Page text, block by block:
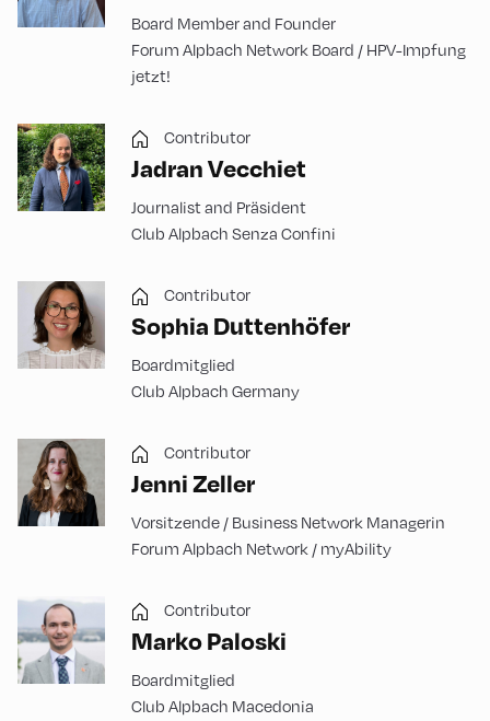
Board Member and Founder
Forum Alpbach Network Board / HPV-Impfung
jetzt!
Contributor
Jadran Vecchiet
Journalist and Präsident
Club Alpbach Senza Confini
Contributor
Sophia Duttenhöfer
Boardmitglied
Club Alpbach Germany
Contributor
Jenni Zeller
Vorsitzende / Business Network Managerin
Forum Alpbach Network / myAbility
Contributor
Marko Paloski
Boardmitglied
Club Alpbach Macedonia